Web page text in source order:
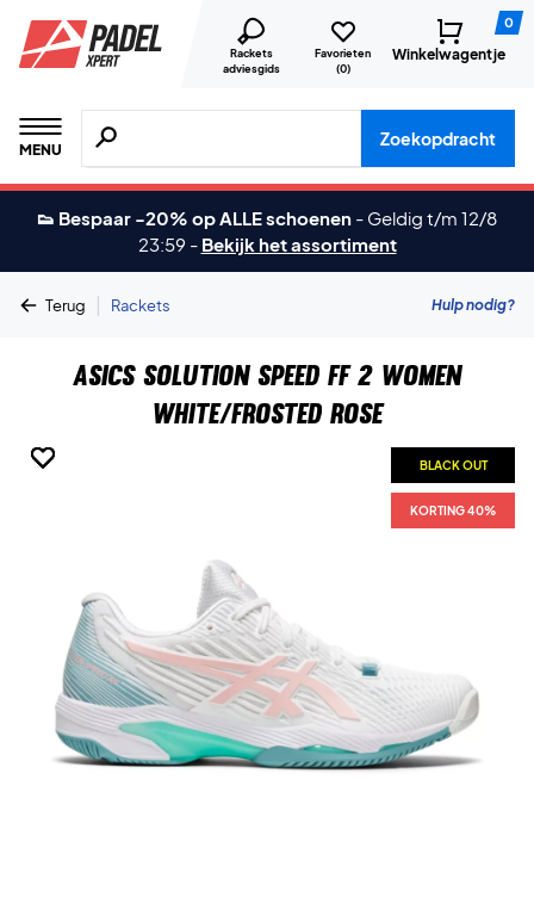
Rackets
adviesgids
Favorieten
(0)
0
Winkelwagentje
MENU
Zoeken naar producten, merken etc.
Zoekopdracht
👟 Bespaar -20% op ALLE schoenen - Geldig t/m 12/8
23:59 - Bekijk het assortiment
Terug | Rackets Hulp nodig?
Asics Solution Speed FF 2 Women
White/Frosted Rose
BLACK OUT
KORTING 40%
BLACK OUT
KORTING 40%
BLACK OUT
KORTING 40%
BLACK OUT
KORTING 40%
BLACK OUT
KORTING 40%
BLACK OUT
KORTING 40%
BLACK OUT
KORTING 40%